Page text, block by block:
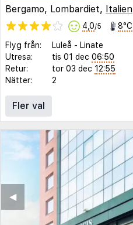
Bergamo, Lombardiet, Italien
4,0/5 8°C
Flyg från: Luleå - Linate
Utresa:
tis 01 dec 06:50
Retur:
tor 03 dec 12:55
Nätter:
2
Fler val
◀︎